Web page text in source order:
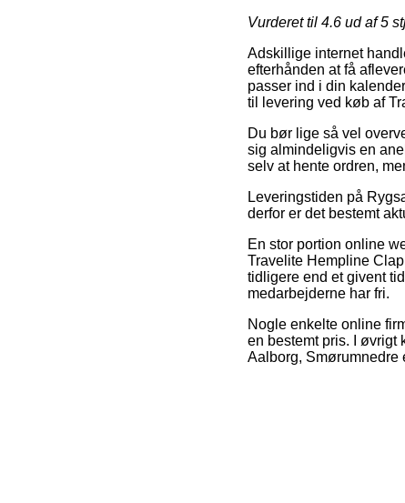
Vurderet til 4.6 ud af 5
Adskillige internet
efterhånden at få
passer ind i din
til levering ved køb af
Du bør lige så vel
sig almindeligvis en
selv at hente ordren,
Leveringstiden på
derfor er det bestemt
En stor portion online
Travelite Hempline
tidligere end et givent
medarbejderne har fri.
Nogle enkelte online
en bestemt pris. I øvrigt
Aalborg, Smørumnedre